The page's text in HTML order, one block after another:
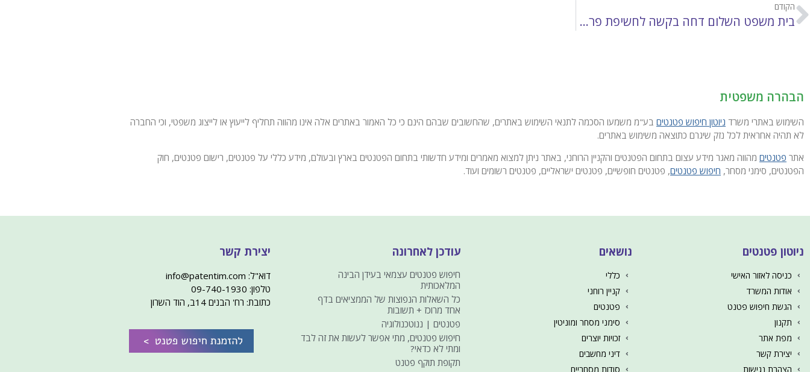
הקודם
בית משפט השלום דחה בקשה לחשיפת פרטי גולשים
הבהרה משפטית
השימוש באתרי משרד ניוטון חיפוש פטנטים בע"מ משמעו הסכמה לתנאי השימוש באתרים, שהחשובים שבהם הינם כי כל האמור באתרים אלה אינו מהווה תחליף לייעוץ או לייצוג משפטי, וכי החברה
לא תהיה אחראית לכל נזק שיגרם כתוצאה משימוש באתרים.
אתר פטנטים מהווה מאגר מידע עצום בתחום הפטנטים והקניין הרוחני, באתר ניתן למצוא מאמרים ומידע חדשותי בתחום הפטנטים בארץ ובעולם, מידע כללי על פטנטים, רישום פטנטים, חוק
הפטנטים, סימני מסחר, חיפוש פטנטים, פטנטים חופשיים, פטנטים ישראליים, פטנטים רשומים ועוד.
ניוטון פטנטים
כניסה לאזור האישי
אודות המשרד
הגשת חיפוש פטנט
תקנון
מפת אתר
יצירת קשר
הצהרת נגישות
נושאים
כללי
קניין רוחני
פטנטים
סימני מסחר ומוניטין
זכויות יוצרים
דיני מחשבים
סודות מסחריים
עודכן לאחרונה
חיפוש פטנטים עצמאי בעידן הבינה
המלאכותית
כל השאלות הנפוצות של הממציאים בדף
אחד מרוכז + תשובות
פטנטים | ננוטכנולוגיה
חיפוש פטנטים, מתי אפשר לעשות את זה לבד
ומתי לא כדאי?
תקופת תוקף פטנט
יצירת קשר
דוא"ל: info@patentim.com
טלפון: 09-740-1930
כתובת: רח' הבנים 14ב, הוד השרון